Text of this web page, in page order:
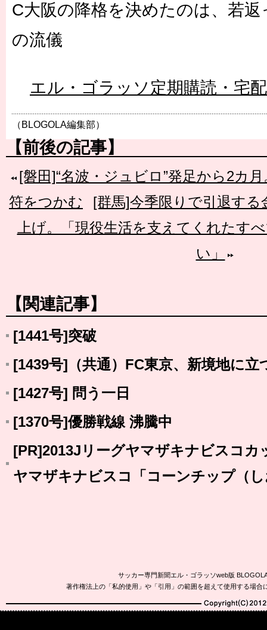
C大阪の降格を決めたのは、若
の流儀
エル・ゴラッソ定期購読・宅
（BLOGOLA編集部）
【前後の記事】
[磐田]“名波・ジュビロ”発足から2カ
符をつかむ
[群馬]今季限りで引退す
上げ。「現役生活を支えてくれたす
い」
【関連記事】
[1441号]突破
[1439号]（共通）FC東京、新境地に立
[1427号] 問う一日
[1370号]優勝戦線 沸騰中
[PR]2013Jリーグヤマザキナビスコカ
ヤマザキナビスコ「コーンチップ（
サッカー専門新聞エル・ゴラッソweb版
著作権法上の「私的使用」や「引用」の範囲を超えて使用する場
Copyright(C)2010-